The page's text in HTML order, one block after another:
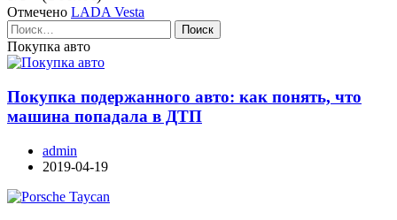
Отмечено LADA Vesta
Найти:
Покупка авто
Покупка подержанного авто: как понять, что
машина попадала в ДТП
admin
2019-04-19